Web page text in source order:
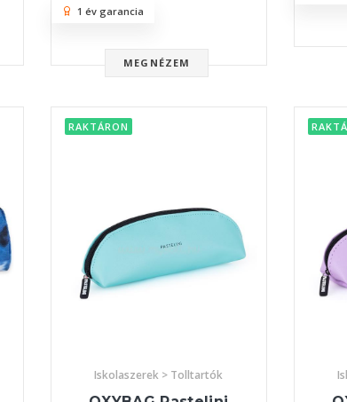
MEGNÉZEM
1 év garancia
RAKTÁRON
Iskolaszerek > Tolltartók